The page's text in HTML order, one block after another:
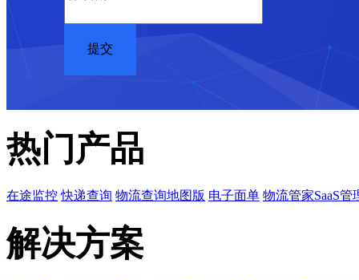
热门产品
在途监控 快递查询 物流查询地图版 电子面单 物流管家SaaS管
解决方案